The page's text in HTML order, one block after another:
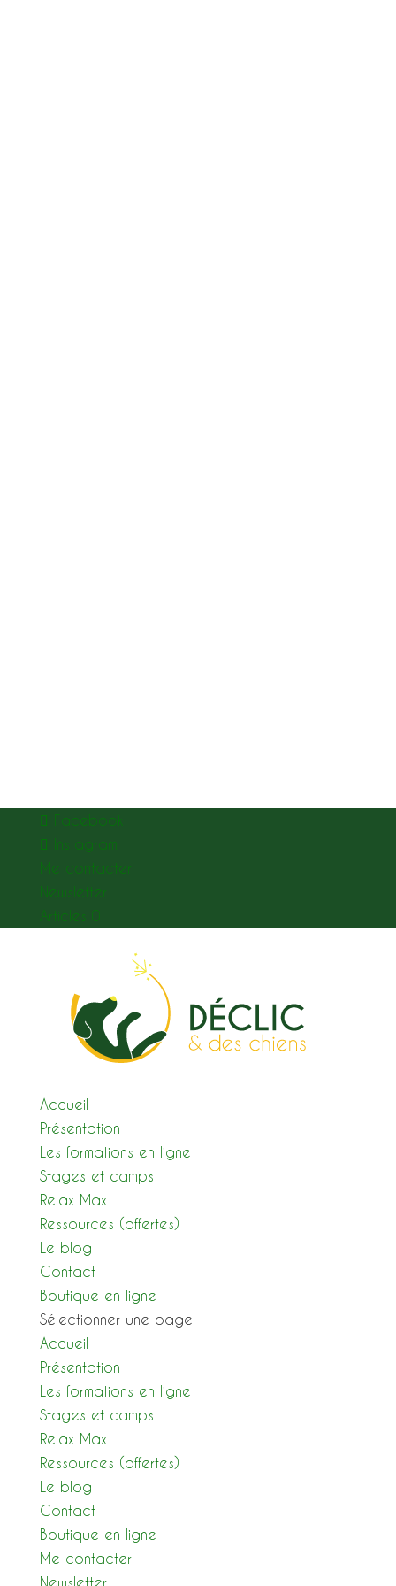
Facebook
Instagram
Me contacter
Newsletter
Articles 0
Accueil
Présentation
Les formations en ligne
Stages et camps
Relax Max
Ressources (offertes)
Le blog
Contact
Boutique en ligne
Sélectionner une page
Accueil
Présentation
Les formations en ligne
Stages et camps
Relax Max
Ressources (offertes)
Le blog
Contact
Boutique en ligne
Me contacter
Newsletter